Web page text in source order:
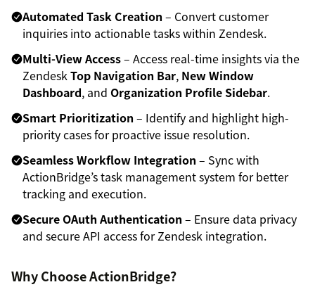
Automated Task Creation – Convert customer
inquiries into actionable tasks within Zendesk.
Multi-View Access– Access real-time insights via the
ZendeskTop Navigation Bar, New Window
Dashboard, and Organization Profile Sidebar.
Smart Prioritization – Identify and highlight high-
priority cases for proactive issue resolution.
Seamless Workflow Integration – Sync with
ActionBridge’s task management system for better
tracking and execution.
Secure OAuth Authentication – Ensure data privacy
and secure API access for Zendesk integration.
Why Choose ActionBridge?